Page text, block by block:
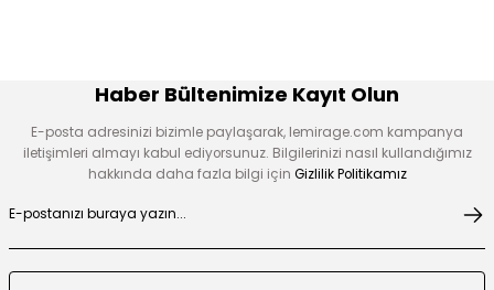
Haber Bültenimize Kayıt Olun
E-posta adresinizi bizimle paylaşarak, lemirage.com kampanya
iletişimleri almayı kabul ediyorsunuz. Bilgilerinizi nasıl kullandığımız
hakkında daha fazla bilgi için Gizlilik Politikamız